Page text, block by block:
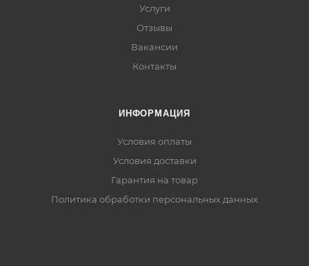
Услуги
Отзывы
Вакансии
Контакты
ИНФОРМАЦИЯ
Условия оплаты
Условия доставки
Гарантия на товар
Политика обработки персональных данных